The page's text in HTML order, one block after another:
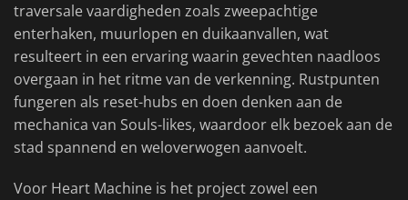
traversale vaardigheden zoals zweepachtige
enterhaken, muurlopen en duikaanvallen, wat
resulteert in een ervaring waarin gevechten naadloos
overgaan in het ritme van de verkenning. Rustpunten
fungeren als reset-hubs en doen denken aan de
mechanica van Souls-likes, waardoor elk bezoek aan de
stad spannend en weloverwogen aanvoelt.
Voor Heart Machine is het project zowel een